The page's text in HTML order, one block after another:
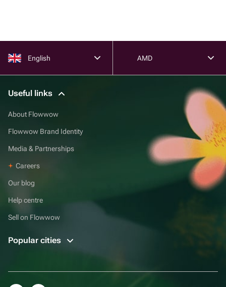
English AMD
Useful links
About Flowwow
Flowwow Brand Identity
Media & Partnerships
Careers
Our blog
Help centre
Sell on Flowwow
Popular cities